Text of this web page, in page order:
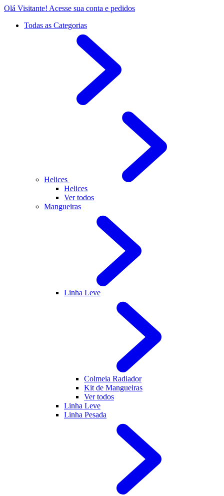
Olá Visitante! Acesse sua conta e pedidos
Todas as Categorias
Helices
Helices
Ver todos
Mangueiras
Linha Leve
Colmeia Radiador
Kit de Mangueiras
Ver todos
Linha Leve
Linha Pesada